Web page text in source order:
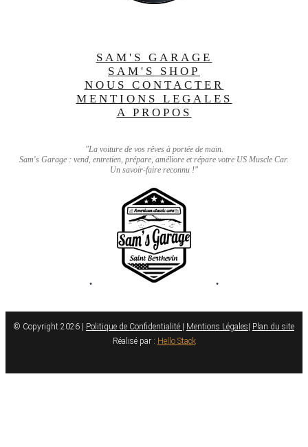
SAM'S GARAGE
SAM'S SHOP
NOUS CONTACTER
MENTIONS LEGALES
A PROPOS
"La voiture de vos rêves à portée de main.
Sam's Garage : vend, entretien, prépare, améliore et répare votre US Muscle Car.
Un savoir-faire reconnu !"
• •
© Copyright 2026 | Politique de Confidentialité Mentions Légales
Plan du site
Réalisé par : Hello Stack